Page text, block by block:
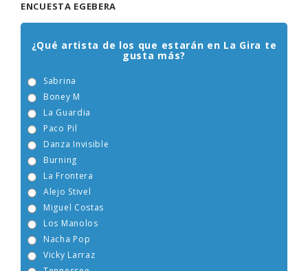
¿Qué artista de los que estarán en La Gira te
gusta más?
Boney M
Burning
Alejo Stivel
Miguel Costas
Nacha Pop
Vicky Larraz